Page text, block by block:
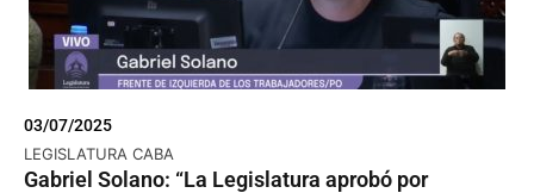
03/07/2025
LEGISLATURA CABA
Gabriel Solano: “La Legislatura aprobó por